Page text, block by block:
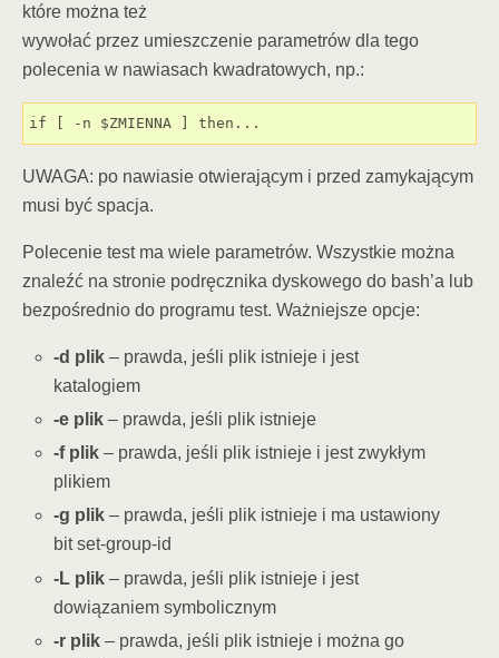
które można też
wywołać przez umieszczenie parametrów dla tego
polecenia w nawiasach kwadratowych, np.:
if [ -n $ZMIENNA ] then...
UWAGA: po nawiasie otwierającym i przed zamykającym
musi być spacja.
Polecenie test ma wiele parametrów. Wszystkie można
znaleźć na stronie podręcznika dyskowego do bash’a lub
bezpośrednio do programu test. Ważniejsze opcje:
-d plik – prawda, jeśli plik istnieje i jest
katalogiem
-e plik – prawda, jeśli plik istnieje
-f plik – prawda, jeśli plik istnieje i jest zwykłym
plikiem
-g plik – prawda, jeśli plik istnieje i ma ustawiony
bit set-group-id
-L plik – prawda, jeśli plik istnieje i jest
dowiązaniem symbolicznym
-r plik – prawda, jeśli plik istnieje i można go